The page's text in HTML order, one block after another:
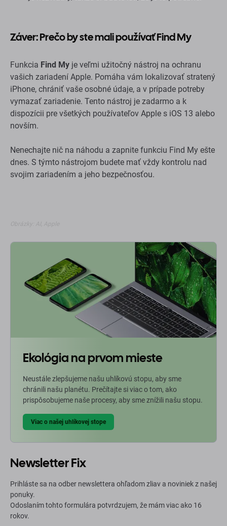
Záver: Prečo by ste mali používať Find My
Funkcia Find My je veľmi užitočný nástroj na ochranu
vašich zariadení Apple. Pomáha vám lokalizovať stratený
iPhone, chrániť vaše osobné údaje, a v prípade potreby
vymazať zariadenie. Tento nástroj je zadarmo a k
dispozícii pre všetkých používateľov Apple s iOS 13 alebo
novším.
Nenechajte nič na náhodu a zapnite funkciu Find My ešte
dnes. S týmto nástrojom budete mať vždy kontrolu nad
svojim zariadením a jeho bezpečnosťou.
Ekológia na prvom mieste
Neustále zlepšujeme našu uhlíkovú stopu, aby sme
chránili našu planétu. Prečítajte si viac o tom, ako
prispôsobujeme naše procesy, aby sme znížili našu stopu.
Viac o našej uhlíkovej stope
Newsletter Fix
Prihláste sa na odber newslettera ohľadom zliav a noviniek z našej
ponuky.
Odoslaním tohto formulára potvrdzujem, že mám viac ako 16
rokov.